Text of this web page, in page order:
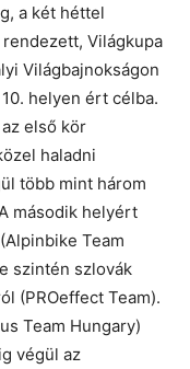
a két héttel
Világkupa
Világbajnokságon
helyen ért célba.
első kör
haladni
több mint három
második helyért
Team
szintén szlovák
(PROeffect Team).
Team Hungary)
végül az